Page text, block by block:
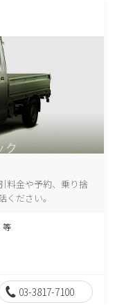
料金や予約、乗り捨
ださい。
等
03-3817-7100